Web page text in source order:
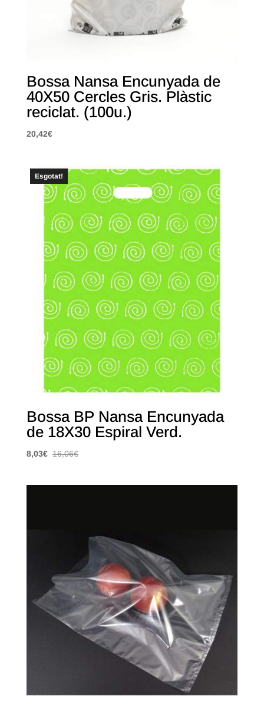
Bossa Nansa Encunyada de
40X50 Cercles Gris. Plàstic
reciclat. (100u.)
20,42€
Esgotat!
Bossa BP Nansa Encunyada
de 18X30 Espiral Verd.
8,03€ 16,06€